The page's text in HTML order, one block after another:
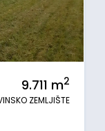
9.711 m2
ZEMLJIŠTE